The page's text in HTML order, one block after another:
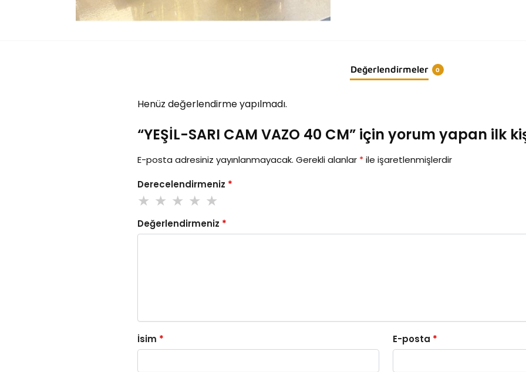
Değerlendirmeler 0
Henüz değerlendirme yapılmadı.
“YEŞİL-SARI CAM VAZO 40 CM” için yorum yapan ilk
E-posta adresiniz yayınlanmayacak. Gerekli alanlar *ile işaretlenmişlerdir
Derecelendirmeniz *
Değerlendirmeniz *
İsim * E-posta *